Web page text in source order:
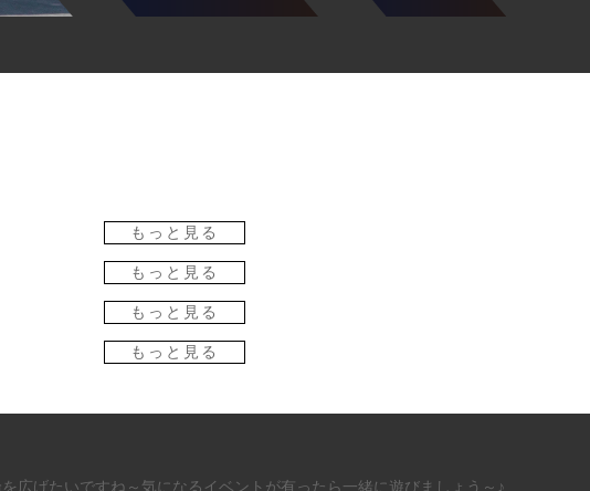
もっと見る
もっと見る
もっと見る
もっと見る
広げたいですね～気になるイベントが有ったら一緒に遊びましょう～♪